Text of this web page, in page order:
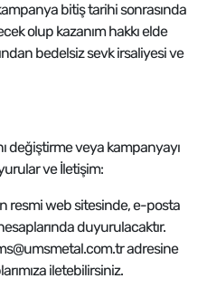
bitiş tarihi sonrasında
olup kazanım hakkı elde
bedelsiz sevk irsaliyesi ve
değiştirme veya kampanyayı
ve İletişim:
resmi web sitesinde, e-posta
duyurulacaktır.
adresine
iletebilirsiniz.